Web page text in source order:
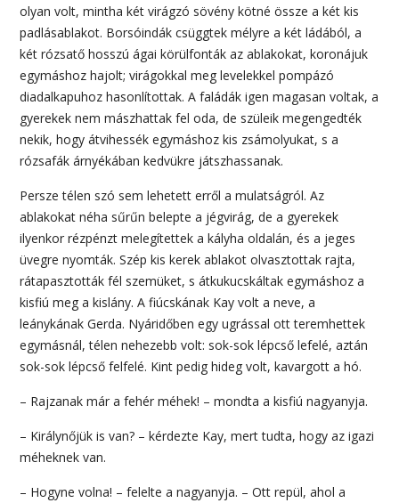
olyan volt, mintha két virágzó sövény kötné össze a két kis
padlásablakot. Borsóindák csüggtek mélyre a két ládából, a
két rózsatő hosszú ágai körülfonták az ablakokat, koronájuk
egymáshoz hajolt; virágokkal meg levelekkel pompázó
diadalkapuhoz hasonlítottak. A faládák igen magasan voltak, a
gyerekek nem mászhattak fel oda, de szüleik megengedték
nekik, hogy átvihessék egymáshoz kis zsámolyukat, s a
rózsafák árnyékában kedvükre játszhassanak.
Persze télen szó sem lehetett erről a mulatságról. Az
ablakokat néha sűrűn belepte a jégvirág, de a gyerekek
ilyenkor rézpénzt melegítettek a kályha oldalán, és a jeges
üvegre nyomták. Szép kis kerek ablakot olvasztottak rajta,
rátapasztották fél szemüket, s átkukucskáltak egymáshoz a
kisfiú meg a kislány. A fiúcskának Kay volt a neve, a
leánykának Gerda. Nyáridőben egy ugrással ott teremhettek
egymásnál, télen nehezebb volt: sok-sok lépcső lefelé, aztán
sok-sok lépcső felfelé. Kint pedig hideg volt, kavargott a hó.
– Rajzanak már a fehér méhek! – mondta a kisfiú nagyanyja.
– Királynőjük is van? – kérdezte Kay, mert tudta, hogy az igazi
méheknek van.
– Hogyne volna! – felelte a nagyanyja. – Ott repül, ahol a